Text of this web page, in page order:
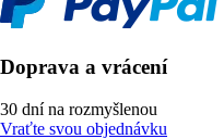
Doprava a vrácení
30 dní na rozmyšlenou
Vraťte svou objednávku